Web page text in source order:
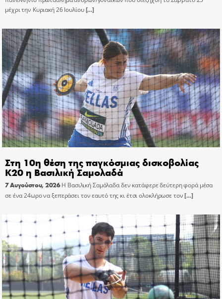
μέχρι την Κυριακή 26 Ιουλίου[…]
Στη 10η θέση της παγκόσμιας δισκοβολίας
Κ20 η Βασιλική Σαμολαδά
7 Αυγούστου, 2026 Η Βασιλική Σαμόλαδα δεν κατάφερε δεύτερη φορά μέσα
σε ένα 24ωρο να ξεπεράσει τον εαυτό της κι έτσι ολοκλήρωσε τον[…]